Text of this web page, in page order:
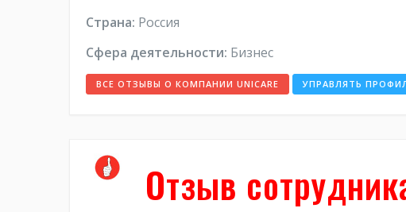
Страна: Россия
Сфера деятельности: Бизнес
ВСЕ ОТЗЫВЫ О КОМПАНИИ UNICARE УПРАВЛЯТЬ
Отзыв